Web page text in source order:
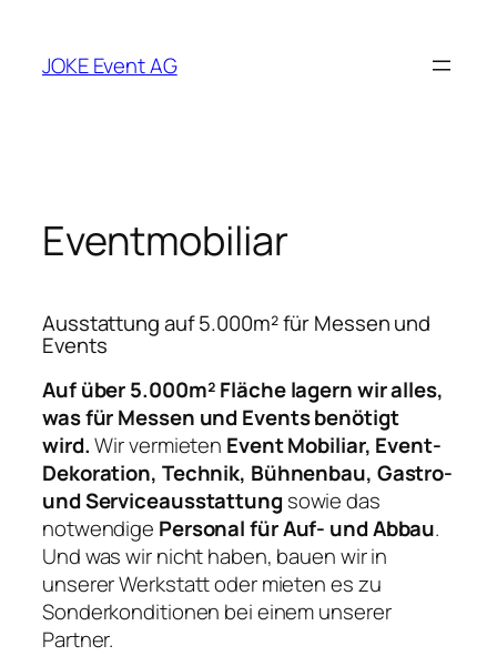
springen
JOKE Event AG
Eventmobiliar
Ausstattung auf 5.000m² für Messen und
Events
Auf über 5.000m² Fläche lagern wir alles,
was für Messen und Events benötigt
wird.Wir vermieten Event Mobiliar, Event-
Dekoration, Technik, Bühnenbau, Gastro-
und Serviceausstattung sowie das
notwendige Personal für Auf- und Abbau.
Und was wir nicht haben, bauen wir in
unserer Werkstatt oder mieten es zu
Sonderkonditionen bei einem unserer
Partner.